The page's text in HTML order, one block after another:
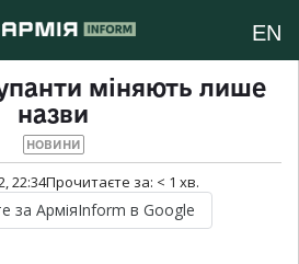
EN
міняють лише
назви
НОВИНИ
22:34Прочитаєте за: < 1 хв.
за АрміяInform в Google